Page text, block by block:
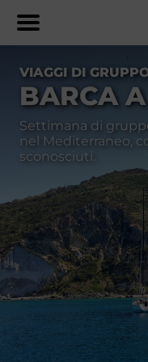
VIAGGI DI
BARCA
Settimana di
nel Mediterraneo,
sconosciuti.